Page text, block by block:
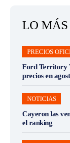
LO
PRECIOS
Ford Territory
precios en
NOTICIAS
Cayeron las
el ranking